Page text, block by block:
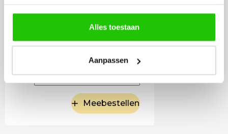
Alles toestaan
Aanpassen
59
Incl. BTW
Meebestellen